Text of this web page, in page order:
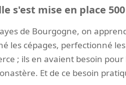
s'est mise en place
de Bourgogne, on
les cépages, perfectionné
; ils en avaient besoin
Et de ce besoin